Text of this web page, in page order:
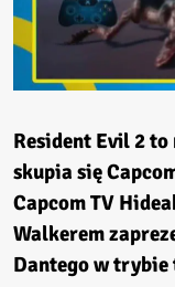
Resident Evil 2
skupia się
Capcom TV
Walkerem
Dantego w trybie